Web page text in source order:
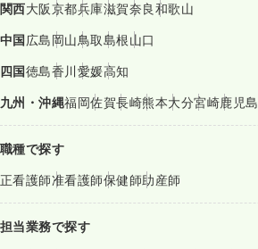
関西大阪京都兵庫滋賀奈良和歌山
中国広島岡山鳥取島根山口
四国徳島香川愛媛高知
九州・沖縄福岡佐賀長崎熊本大分宮崎鹿児島
職種で探す
正看護師准看護師保健師助産師
担当業務で探す